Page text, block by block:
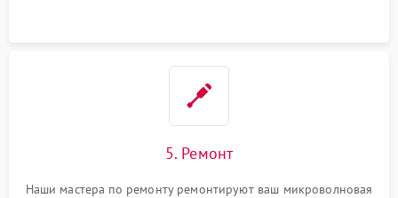
5. Ремонт
Наши мастера по ремонту ремонтируют ваш микроволновая